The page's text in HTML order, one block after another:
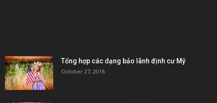
Tổng hợp các dạng bảo lãnh định cư Mỹ
October 27, 2016